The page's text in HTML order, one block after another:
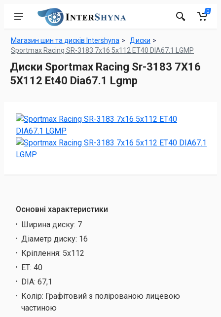
0
Магазин шин та дисків Intershyna
Диски
Sportmax Racing SR-3183 7x16 5x112 ET40 DIA67.1 LGMP
Диски Sportmax Racing Sr-3183 7X16
5X112 Et40 Dia67.1 Lgmp
Основні характеристики
Ширина диску: 7
Діаметр диску: 16
Кріплення: 5х112
ET: 40
DIA: 67,1
Колір: Графітовий з полірованою лицевою
частиною